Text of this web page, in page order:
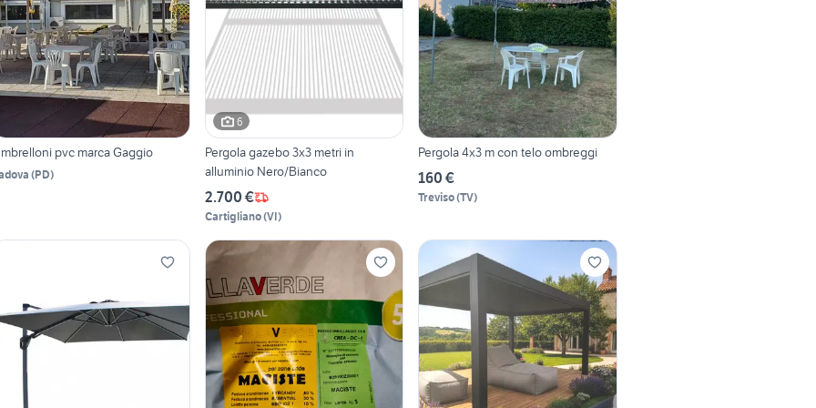
pvc marca Gaggio
(PD)
6
Pergola gazebo 3x3 metri in
alluminio Nero/Bianco
2.700 €
Cartigliano(VI)
Pergola 4x3 m con telo ombreggi
160 €
Treviso(TV)